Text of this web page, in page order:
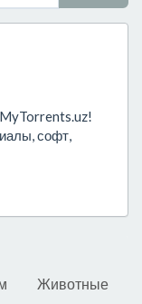
софт,
Животные